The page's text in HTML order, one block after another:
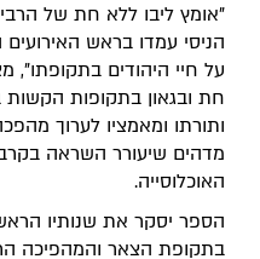
"אומץ ליבו ללא חת של הרבי
הניסי עמדו בראש
על חיי היהודים בתקופתו",
חת ובגאון בתקופות הקשות
ותורתו ומאמציו לערוך
מדהים שיעורר השראה
האוכלוסייה.
הספר יסקר את שנותיו
בתקופת הצאר והמהפיכה